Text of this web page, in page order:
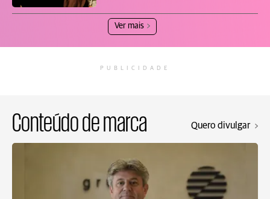
Ver mais
PUBLICIDADE
Conteúdo de marca Quero divulgar